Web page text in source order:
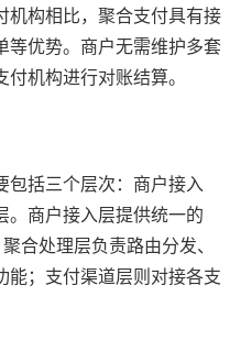
机构相比，聚合支付具有接
等优势。商户无需维护多套
机构进行对账结算。
包括三个层次：商户接入
。商户接入层提供统一的
合处理层负责路由分发、
能；支付渠道层则对接各支